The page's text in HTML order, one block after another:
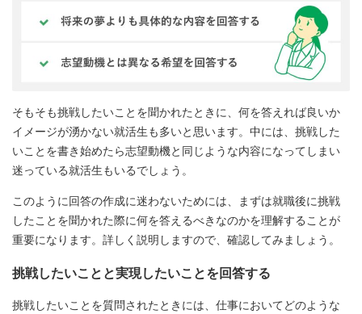
そもそも挑戦したいことを聞かれたときに、何を答えれば良いか
イメージが湧かない就活生も多いと思います。中には、挑戦した
いことを書き始めたら志望動機と同じような内容になってしまい
迷っている就活生もいるでしょう。
このように回答の作成に迷わないためには、まずは就職後に挑戦
したことを聞かれた際に何を答えるべきなのかを理解することが
重要になります。詳しく説明しますので、確認してみましょう。
挑戦したいことと実現したいことを回答する
挑戦したいことを質問されたときには、仕事においてどのような